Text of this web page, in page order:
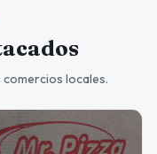
locales.